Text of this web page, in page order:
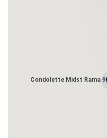
Condolette Midst Rama 9